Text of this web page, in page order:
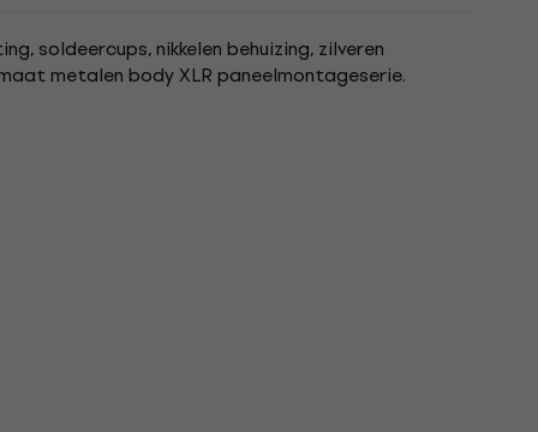
soldeercups, nikkelen behuizing, zilveren
metalen body XLR paneelmontageserie.